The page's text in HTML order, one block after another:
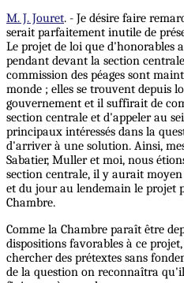
M. J. Jouret. - Je désire faire
serait parfaitement inutile de
Le projet de loi que d'honorables
pendant devant la section
commission des péages sont
monde ; elles se trouvent depuis
gouvernement et il suffirait de
section centrale et d'appeler au
principaux intéressés dans la
d'arriver à une solution. Ainsi,
Sabatier, Muller et moi, nous
section centrale, il y aurait
et du jour au lendemain le projet
Chambre.
Comme la Chambre paraît être
dispositions favorables à ce
chercher des prétextes sans
de la question on reconnaîtra